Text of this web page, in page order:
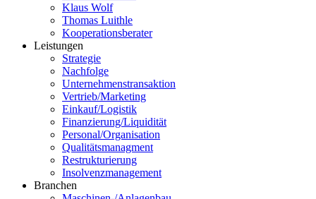
Klaus Wolf
Thomas Luithle
Kooperationsberater
Leistungen
Strategie
Nachfolge
Unternehmenstransaktion
Vertrieb/Marketing
Einkauf/Logistik
Finanzierung/Liquidität
Personal/Organisation
Qualitätsmanagment
Restrukturierung
Insolvenzmanagement
Branchen